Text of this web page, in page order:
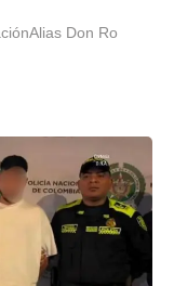
Don Ro